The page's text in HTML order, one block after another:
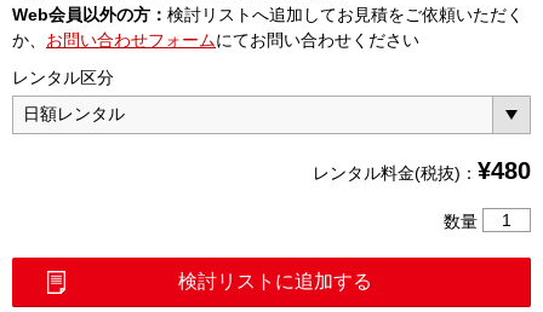
Web会員以外の方： 検討リストへ追加してお見積をご依頼いただく
か、 お問い合わせフォームにてお問い合わせください
レンタル区分
レンタル料金(税抜)： ¥480
数量
検討リストに追加する